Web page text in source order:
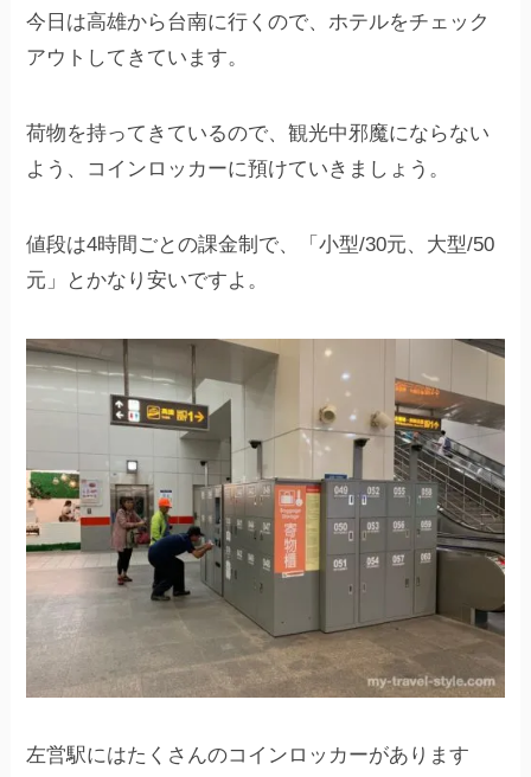
今日は高雄から台南に行くので、ホテルをチェック
アウトしてきています。
荷物を持ってきているので、観光中邪魔にならない
よう、コインロッカーに預けていきましょう。
値段は4時間ごとの課金制で、「小型/30元、大型/50
元」とかなり安いですよ。
左営駅にはたくさんのコインロッカーがあります